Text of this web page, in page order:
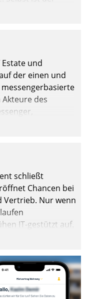
und
der einen und
des
oder
schließt
Chancen bei
Vertrieb. Nur wenn
IT-gestützt auf.